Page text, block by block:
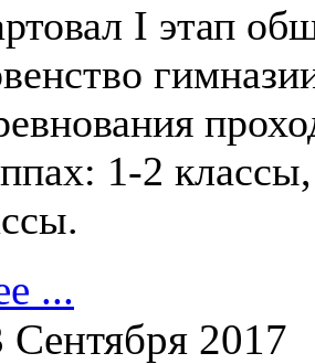
I этап
1-2
...
Сентября 2017